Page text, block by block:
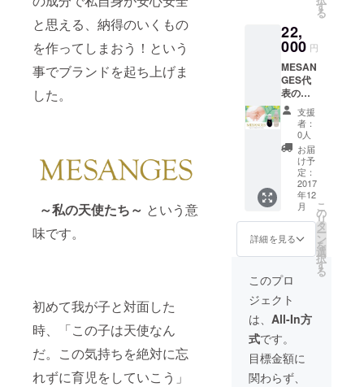
と思える、納得のいくもの
を作ってしまおう！という
事でブランドを起ち上げま
した。
～私の天使たち～ という意
味です。
初めて我が子と対面した
時、「この子は天使なん
だ。この気持ちを絶対に忘
れずに育児をしていこう」
MESAN
GES
オーガ
ニック
ベビー
オイル
の2個
セット
す
る
22,
000 円
MESAN
GES代
表の私
から心
を込め
てお礼
状を送
らせて
頂きま
す。
MESAN
GES
オーガ
ニック
ロー
ション
と
MESAN
GES
オーガ
ニック
ベビー
オイル
の3個
セット
支援
者：
0人
お届
け予
定：
2017
年12
月
詳細を見る
こ
の
リ
タ
ー
ン
を
選
択
す
る
このプロ
ジェクト
は、 All-In方
式です。
目標金額に
関わらず、